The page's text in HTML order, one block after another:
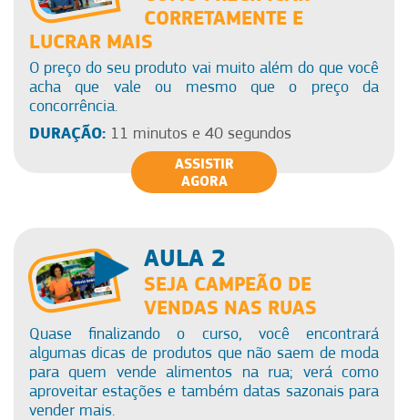
CORRETAMENTE E
LUCRAR MAIS
O preço do seu produto vai muito além do que você
acha que vale ou mesmo que o preço da
concorrência.
DURAÇÃO:11 minutos e 40 segundos
ASSISTIR
AGORA
AULA 2
SEJA CAMPEÃO DE
VENDAS NAS RUAS
Quase finalizando o curso, você encontrará
algumas dicas de produtos que não saem de moda
para quem vende alimentos na rua; verá como
aproveitar estações e também datas sazonais para
vender mais.